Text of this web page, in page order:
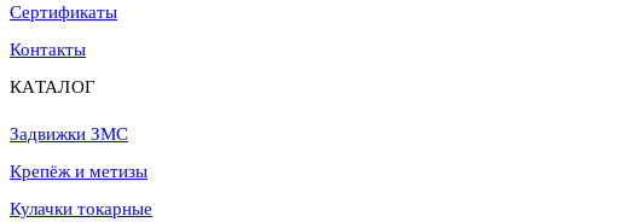
Сертификаты
Контакты
КАТАЛОГ
Задвижки ЗМС
Крепёж и метизы
Кулачки токарные